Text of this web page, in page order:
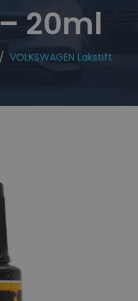
– 20ml
/ VOLKSWAGEN Lakstift